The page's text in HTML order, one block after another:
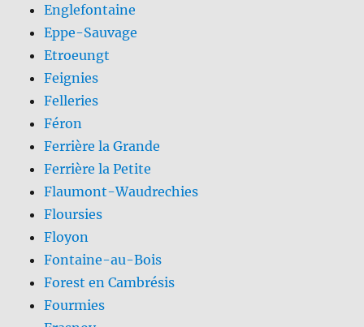
Englefontaine
Eppe-Sauvage
Etroeungt
Feignies
Felleries
Féron
Ferrière la Grande
Ferrière la Petite
Flaumont-Waudrechies
Floursies
Floyon
Fontaine-au-Bois
Forest en Cambrésis
Fourmies